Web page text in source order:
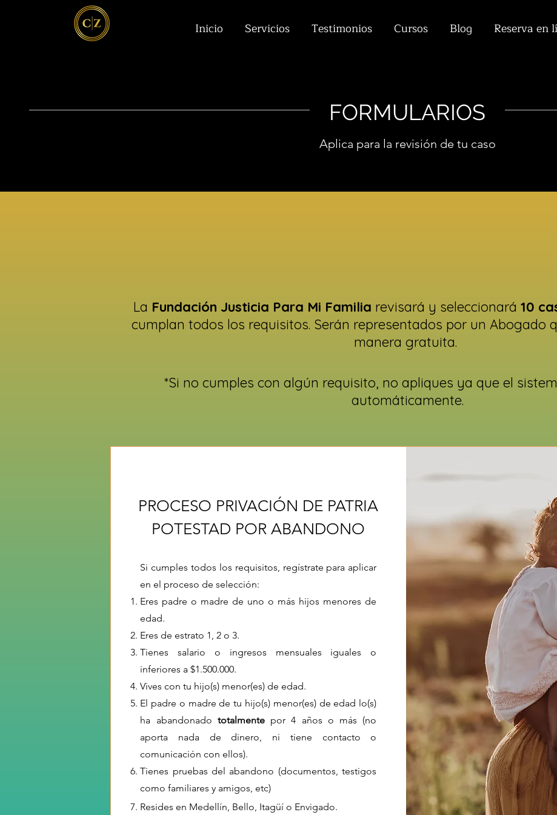
Inicio Servicios Testimonios Cursos Blog Reserva en
FORMULARIOS
Aplica para la revisión de tu caso
La Fundación Justicia Para Mi Familia revisará y seleccionará 10
cumplan todos los requisitos. Serán representados por un Abogado
manera gratuita.
*Si no cumples con algún requisito, no apliques ya que el
automáticamente.
PROCESO PRIVACIÓN DE PATRIA
POTESTAD POR ABANDONO
Si cumples todos los requisitos, regístrate para aplicar
en el proceso de selección:
Eres padre o madre de uno o más hijos menores de
edad.
Eres de estrato 1, 2 o 3.
Tienes salario o ingresos mensuales iguales o
inferiores a $1.500.000.
Vives con tu hijo(s) menor(es) de edad.
El padre o madre de tu hijo(s) menor(es) de edad lo(s)
ha abandonado totalmentepor 4 años o más (no
aporta nada de dinero, ni tiene contacto o
comunicación con ellos).
Tienes pruebas del abandono (documentos, testigos
como familiares y amigos, etc)
Resides en Medellín, Bello, Itagüí o Envigado.